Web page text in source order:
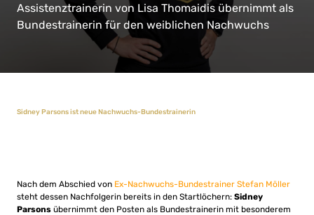
Assistenztrainerin von Lisa Thomaidis übernimmt als
Bundestrainerin für den weiblichen Nachwuchs
Sidney Parsons ist neue Nachwuchs-Bundestrainerin
Nach dem Abschied von Ex-Nachwuchs-Bundestrainer Stefan Möller
steht dessen Nachfolgerin bereits in den Startlöchern: Sidney
Parsons übernimmt den Posten als Bundestrainerin mit besonderem